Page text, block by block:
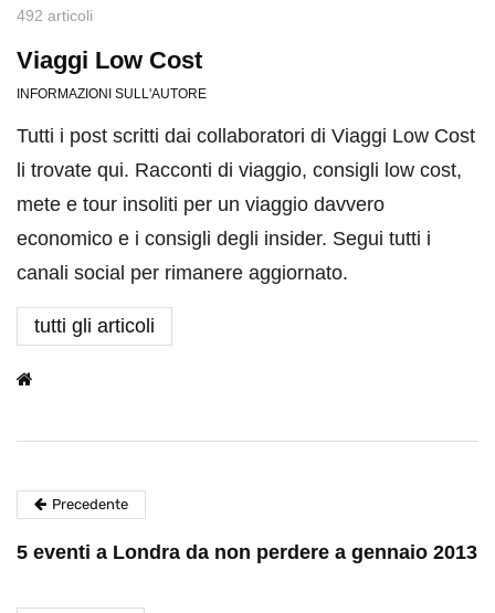
492 articoli
Viaggi Low Cost
INFORMAZIONI SULL'AUTORE
Tutti i post scritti dai collaboratori di Viaggi Low Cost
li trovate qui. Racconti di viaggio, consigli low cost,
mete e tour insoliti per un viaggio davvero
economico e i consigli degli insider. Segui tutti i
canali social per rimanere aggiornato.
tutti gli articoli
Precedente
5 eventi a Londra da non perdere a gennaio 2013